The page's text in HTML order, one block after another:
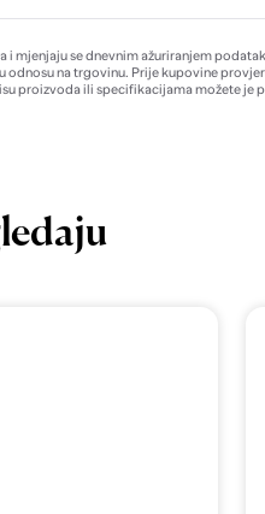
mjenjaju se dnevnim ažuriranjem
odnosu na trgovinu. Prije kupovine
proizvoda ili specifikacijama možete je